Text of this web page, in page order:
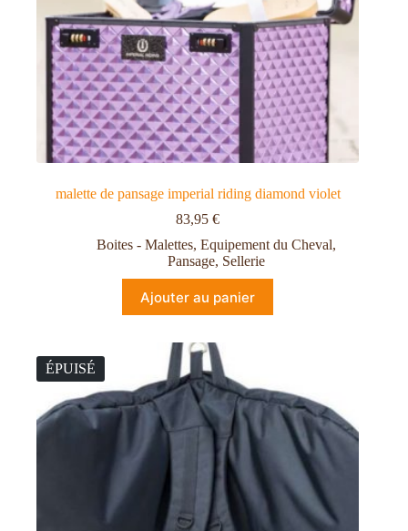
malette de pansage imperial riding diamond violet
83,95€
Boites - Malettes, Equipement du Cheval,
Pansage, Sellerie
Ajouter au panier
ÉPUISÉ